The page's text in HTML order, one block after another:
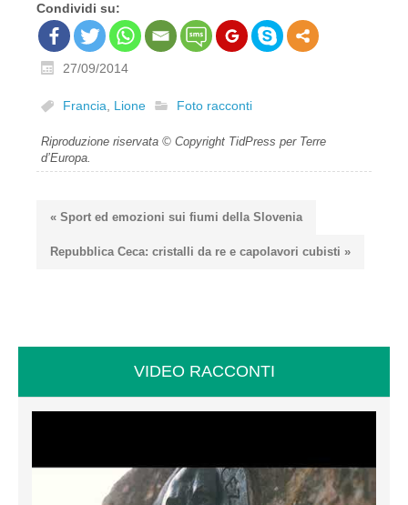
Condividi su:
27/09/2014
Francia, Lione Foto racconti
Riproduzione riservata © Copyright TidPress per Terre
d’Europa.
« Sport ed emozioni sui fiumi della Slovenia
Repubblica Ceca: cristalli da re e capolavori cubisti »
VIDEO RACCONTI